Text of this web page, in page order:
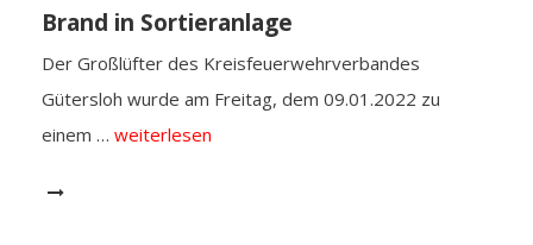
Brand in Sortieranlage
Der Großlüfter des Kreisfeuerwehrverbandes
Gütersloh wurde am Freitag, dem 09.01.2022 zu
einem …weiterlesen